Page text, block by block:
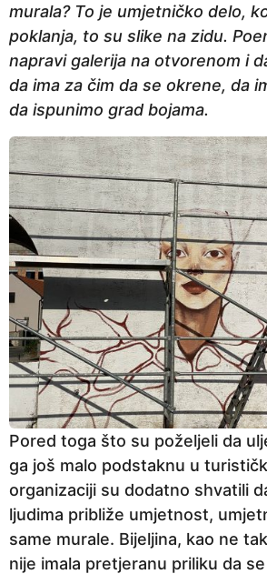
murala? To je umjetničko delo,
poklanja, to su slike na zidu.
napravi galerija na otvorenom i
da ima za čim da se okrene, da
da ispunimo grad bojama.
Pored toga što su poželjeli da
ga još malo podstaknu u
organizaciji su dodatno shvatili
ljudima približe umjetnost,
same murale. Bijeljina, kao ne
nije imala pretjeranu priliku da